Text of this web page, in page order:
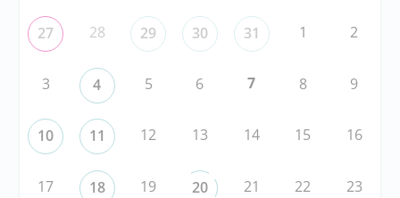
27 28 29 30 31 1 2
3 4 5 6 7 8 9
10 11 12 13 14 15 16
17 18 19 20 21 22 23